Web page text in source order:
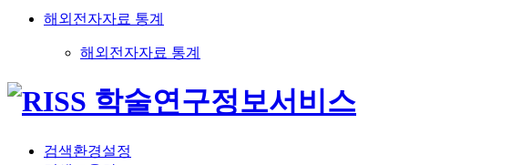
해외전자자료 통계
해외전자자료 통계
검색환경설정